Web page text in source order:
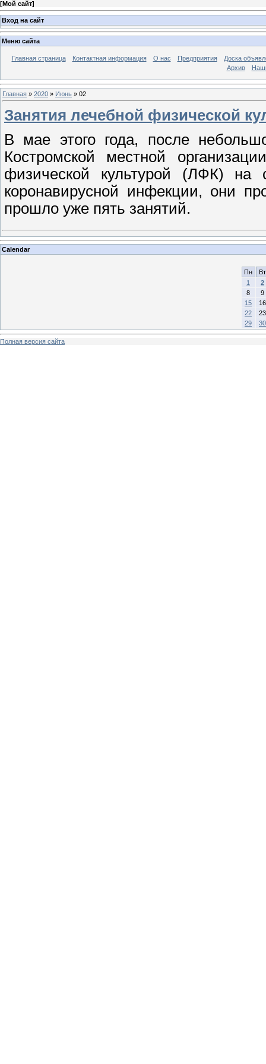
[Мой сайт]
Вход на сайт
Меню сайта
Главная страница Контактная информация О нас Предприятия
Доска
Архив
Главная » 2020 » Июнь » 02
Занятия лечебной физической
В мае этого года, после
Костромской местной
физической культурой (ЛФК)
коронавирусной инфекции, они
прошло уже пять занятий.
Calendar
Пн
Вт
1
2
8
9
15
16
22
23
29
30
Полная версия сайта